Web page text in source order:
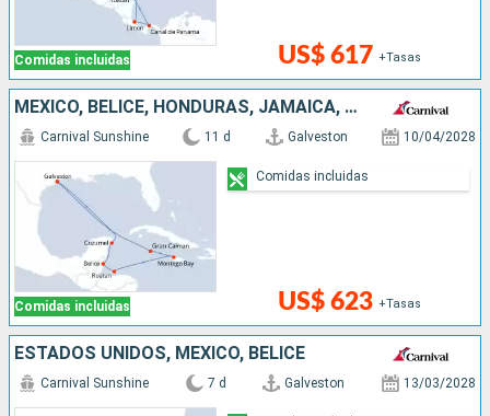
Comidas incluidas US$ 617 +Tasas
MÉXICO, BELICE, HONDURAS, JAMAICA, ISLAS CAIMÁN, ESTADOS UNIDOS
Comidas incluidas
Carnival Sunshine 11 d Galveston 10/04/2028
US$ 623 +Tasas
Comidas incluidas
ESTADOS UNIDOS, MÉXICO, BELICE
Carnival Sunshine 7 d Galveston 13/03/2028